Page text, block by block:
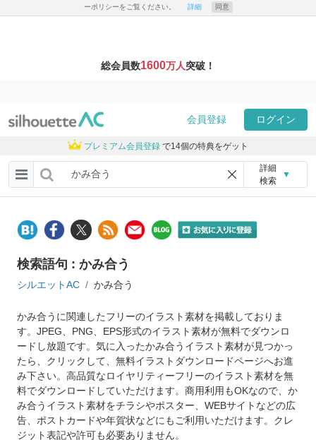
ーポリシーをご覧ください。 詳細 同意
総会員数1600万人突破！
会員登録 ログイン
プレミアム会員登録 で14個の特典をゲット
詳細
検索
▼
検索語句 : かみ合う
シルエットAC かみ合う
かみ合うに関連したフリーのイラスト素材を掲載しておりま
す。JPEG、PNG、EPS形式のイラスト素材が無料でダウンロ
ードし放題です。気に入ったかみ合うイラスト素材が見つかっ
たら、クリックして、無料イラストダウンロードページへお進
み下さい。高品質なロイヤリティーフリーのイラスト素材を無
料でダウンロードしていただけます。商用利用もOKなので、か
み合うイラスト素材をチラシやポスター、WEBサイトなどの広
告、ポストカードや年賀状などにもご利用いただけます。クレ
ジット表記や許可も必要ありません。